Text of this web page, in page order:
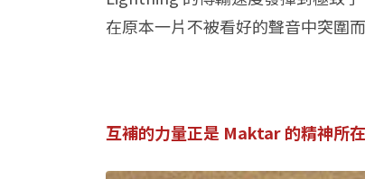
在原本一片不被看好的聲音中突圍
互補的力量正是 Maktar 的精神所在